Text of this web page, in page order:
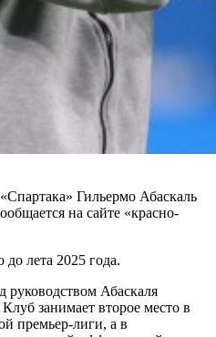
Гильермо Абаскаль
на сайте «красно-
лета 2025 года.
Абаскаля
занимает второе место в
премьер-лиги, а в